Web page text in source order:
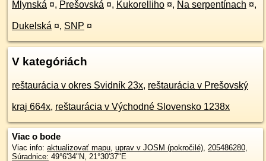
Mlynská ¤, Prešovská ¤, Kukorelliho ¤, Na serpentínach ¤,
Dukelská ¤, SNP ¤
V kategóriách
reštaurácia v okres Svidník 23x, reštaurácia v Prešovský
kraj 664x, reštaurácia v Východné Slovensko 1238x
Viac o bode
Viac info: aktualizovať mapu, uprav v JOSM (pokročilé), 205486280,
Súradnice: 49°6'34"N, 21°30'37"E